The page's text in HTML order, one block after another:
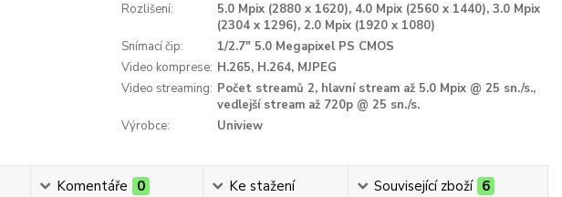
Rozlišení:
5.0 Mpix (2880 x 1620), 4.0 Mpix (2560 x 1440), 3.0 Mpix
(2304 x 1296), 2.0 Mpix (1920 x 1080)
Snímací čip:
1/2.7" 5.0 Megapixel PS CMOS
Video komprese: H.265, H.264, MJPEG
Video streaming: Počet streamů 2, hlavní stream až 5.0 Mpix @ 25 sn./s.,
vedlejší stream až 720p @ 25 sn./s.
Výrobce:
Uniview
Komentáře 0 Ke stažení Související zboží 6